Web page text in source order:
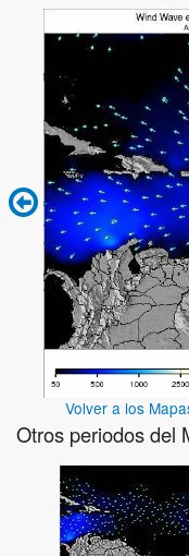
Volver a los
Otros periodos del